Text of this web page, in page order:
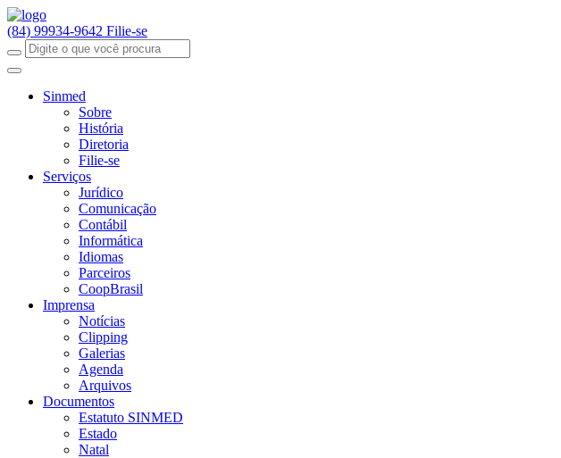
(84) 99934-9642 Filie-se
Sinmed
Sobre
História
Diretoria
Filie-se
Serviços
Jurídico
Comunicação
Contábil
Informática
Idiomas
Parceiros
CoopBrasil
Imprensa
Notícias
Clipping
Galerias
Agenda
Arquivos
Documentos
Estatuto SINMED
Estado
Natal